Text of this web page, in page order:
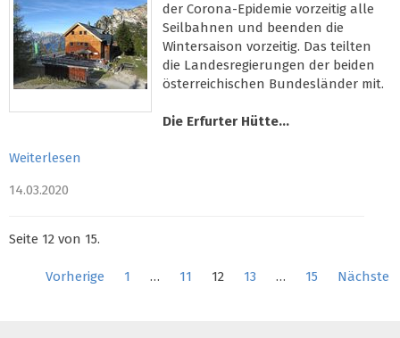
der Corona-Epidemie vorzeitig alle
Seilbahnen und beenden die
Wintersaison vorzeitig. Das teilten
die Landesregierungen der beiden
österreichischen Bundesländer mit.
Die Erfurter Hütte...
Weiterlesen
14.03.2020
Seite 12 von 15.
Vorherige 1 … 11 12 13 … 15 Nächste